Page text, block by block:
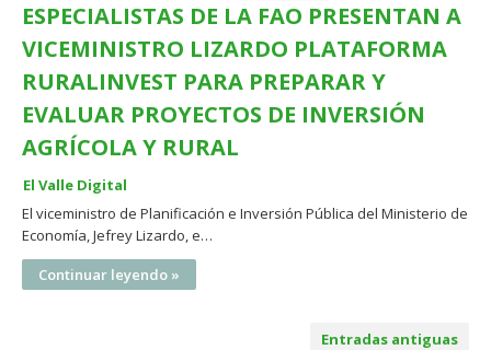
ESPECIALISTAS DE LA FAO PRESENTAN A
VICEMINISTRO LIZARDO PLATAFORMA
RURALINVEST PARA PREPARAR Y
EVALUAR PROYECTOS DE INVERSIÓN
AGRÍCOLA Y RURAL
El Valle Digital
El viceministro de Planificación e Inversión Pública del Ministerio de
Economía, Jefrey Lizardo, e…
Continuar leyendo »
Entradas antiguas